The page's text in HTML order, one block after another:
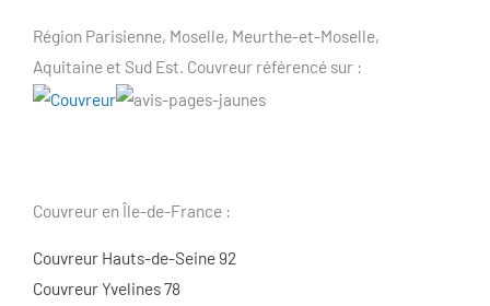
Région Parisienne, Moselle, Meurthe-et-Moselle,
Aquitaine et Sud Est. Couvreur référencé sur :
Couvreur en Île-de-France :
Couvreur Hauts-de-Seine 92
Couvreur Yvelines 78